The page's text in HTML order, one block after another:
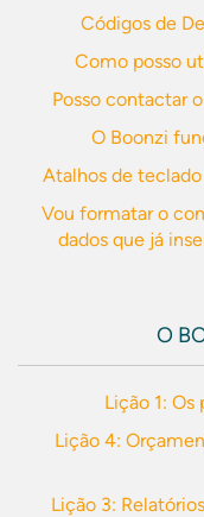
Códigos de
Como posso
Posso contactar
O Boonzi
Atalhos de
Vou formatar o
dados que já
O
Lição 1: Os
Lição 4:
Lição 3: